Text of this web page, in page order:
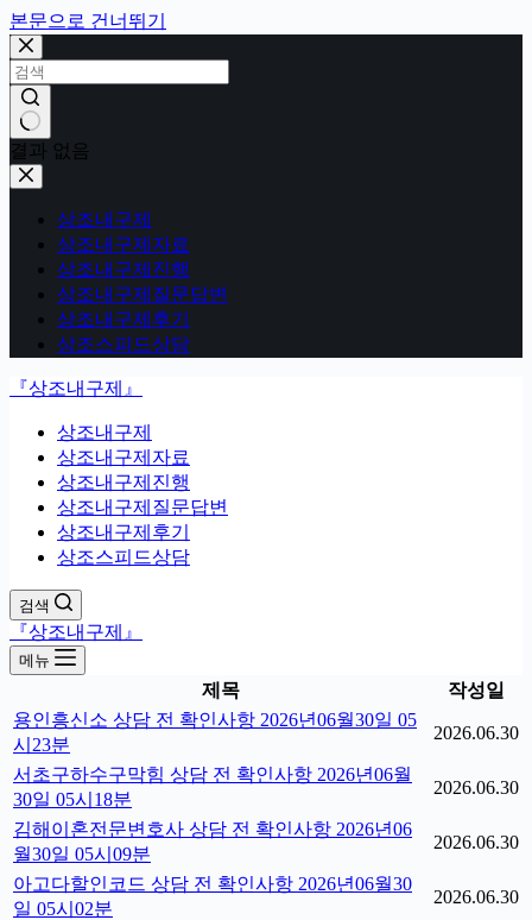
본문으로 건너뛰기
결과 없음
상조내구제
상조내구제자료
상조내구제진행
상조내구제질문답변
상조내구제후기
상조스피드상담
『상조내구제』
상조내구제
상조내구제자료
상조내구제진행
상조내구제질문답변
상조내구제후기
상조스피드상담
검색
『상조내구제』
메뉴
제목
작성일
용인흥신소 상담 전 확인사항 2026년06월30일 05
시23분
2026.06.30
서초구하수구막힘 상담 전 확인사항 2026년06월
30일 05시18분
2026.06.30
김해이혼전문변호사 상담 전 확인사항 2026년06
월30일 05시09분
2026.06.30
아고다할인코드 상담 전 확인사항 2026년06월30
일 05시02분
2026.06.30